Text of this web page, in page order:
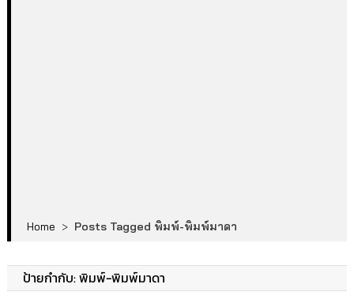
Home > Posts Tagged พิมพ์-พิมพ์มาดา
ป้ายกำกับ:พิมพ์-พิมพ์มาดา